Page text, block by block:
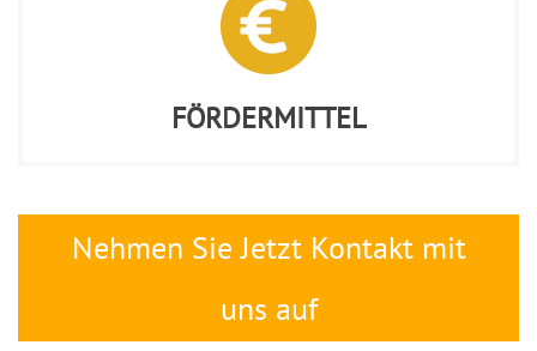
FÖRDERMITTEL
Nehmen Sie Jetzt Kontakt mit
uns auf